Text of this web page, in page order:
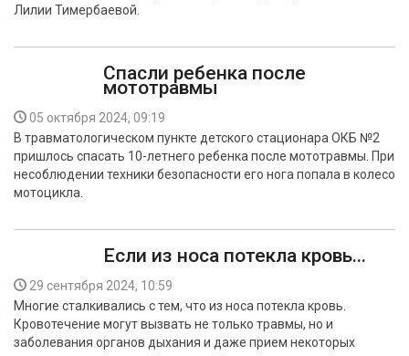
Лилии Тимербаевой.
Спасли ребенка после
мототравмы
05 октября 2024, 09:19
В травматологическом пункте детского стационара ОКБ №2
пришлось спасать 10-летнего ребенка после мототравмы. При
несоблюдении техники безопасности его нога попала в колесо
мотоцикла.
Если из носа потекла кровь...
29 сентября 2024, 10:59
Многие сталкивались с тем, что из носа потекла кровь.
Кровотечение могут вызвать не только травмы, но и
заболевания органов дыхания и даже прием некоторых